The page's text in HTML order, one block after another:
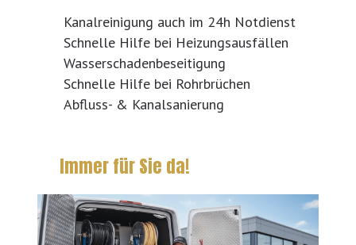
Kanalreinigung auch im 24h Notdienst
Schnelle Hilfe bei Heizungsausfällen
Wasserschadenbeseitigung
Schnelle Hilfe bei Rohrbrüchen
Abfluss- & Kanalsanierung
Immer für Sie da!